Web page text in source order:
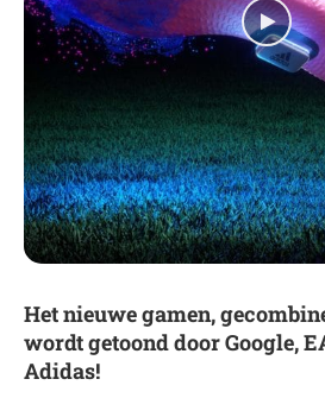
Het nieuwe gamen,
wordt getoond door Google,
Adidas!